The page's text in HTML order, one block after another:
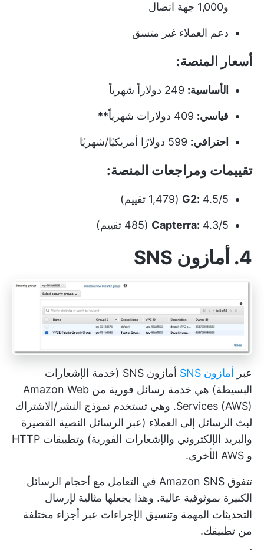
و1,000 جهة اتصال
دعم العملاء غير متسق
أسعار المنصة:
الأساسية:
قياسي:
احترافي:
تقييمات ومراجعات المنصة:
G2: 4.5/5 (1,479 تقييم)
Capterra: 4.3/5 (485 تقييم)
4. أمازون SNS
عبر أمازون SNS
أمازون SNS (خدمة الإشعارات
البسيطة) هي خدمة رسائل فورية من Amazon Web
Services (AWS). وهي تستخدم نموذج النشر/الاشتراك
لبث الرسائل إلى العملاء (عبر الرسائل النصية القصيرة
والبريد الإلكتروني والإشعارات الفورية) وتطبيقات HTTP
و AWS الأخرى.
تتفوق Amazon SNS في التعامل مع أحجام الرسائل
الكبيرة بموثوقية عالية. وهذا يجعلها مثالية لإرسال
التحديثات المهمة وتنسيق الإجراءات عبر أجزاء مختلفة
من تطبيقك.